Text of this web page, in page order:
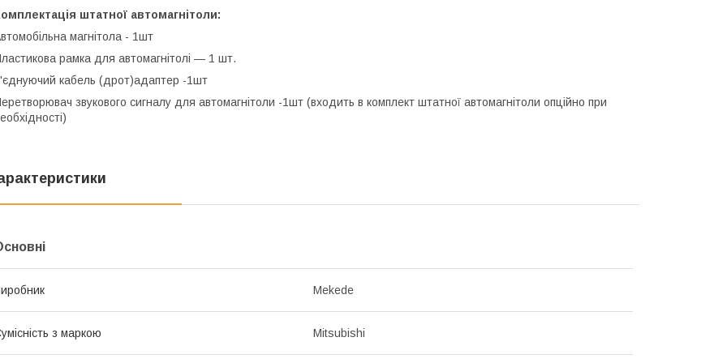
штатної автомагнітоли:
магнітола - 1шт
рамка для автомагнітолі — 1 шт.
кабель (дрот)адаптер -1шт
звукового сигналу для автомагнітоли -1шт (входить в комплект штатної автомагнітоли опційно при
Mekede
з маркою Mitsubishi